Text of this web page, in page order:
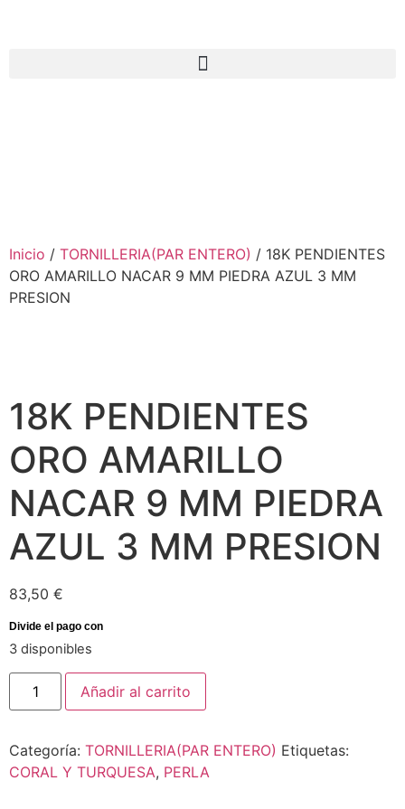
Inicio / TORNILLERIA(PAR ENTERO) / 18K PENDIENTES
ORO AMARILLO NACAR 9 MM PIEDRA AZUL 3 MM
PRESION
18K PENDIENTES
ORO AMARILLO
NACAR 9 MM PIEDRA
AZUL 3 MM PRESION
83,50 €
3 disponibles
Añadir al carrito
Categoría: TORNILLERIA(PAR ENTERO) Etiquetas:
CORAL Y TURQUESA, PERLA